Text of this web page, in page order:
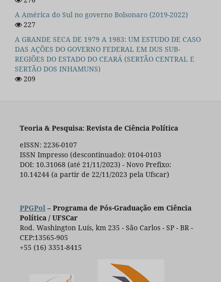
A América do Sul no governo Bolsonaro (2019-2022)
227
A GRANDE SECA DE 1979 A 1983: UM ESTUDO DE CASO
DAS AÇÕES DO GOVERNO FEDERAL EM DUS SUB-
REGIÕES DO ESTADO DO CEARÁ (SERTÃO CENTRAL E
SERTÃO DOS INHAMUNS)
209
Teoria & Pesquisa: Revista de Ciência Política
eISSN: 2236-0107
ISSN Impresso (descontinuado): 0104-0103
DOI: 10.31068 (até 21/11/2023) - Novo Prefixo:
10.14244 (a partir de 22/11/2023 pela Ufscar)
PPGPol– Programa de Pós-Graduação em Ciência
Política / UFSCar
Rod. Washington Luís, km 235 - São Carlos - SP - BR -
CEP:13565-905
+55 (16) 3351-8415